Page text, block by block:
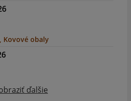
Kovové obaly
ďalšie